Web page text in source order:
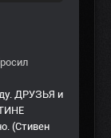
ДРУЗЬЯ и
(Стивен